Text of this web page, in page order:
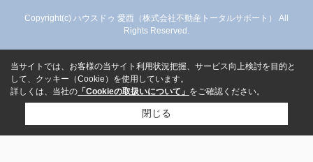
Copyright(c) ハウスドゥ 愛西（株式会社不動産トータルサポート） All
Rights Reserved.
当サイトでは、お客様の当サイト利用状況把握、サービス向上検討を目的と
して、クッキー（Cookie）を使用しています。
詳しくは、当社の 「Cookieの取扱いについて」 をご確認ください。
閉じる